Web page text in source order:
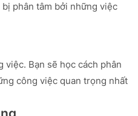
phân tâm bởi những việc
Bạn sẽ học cách phân
công việc quan trọng nhất